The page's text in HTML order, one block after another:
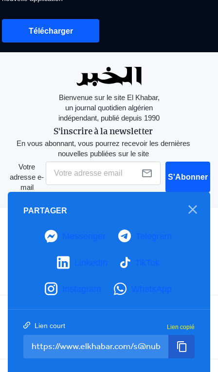
Télécharger
Bienvenue sur le site El Khabar,
un journal quotidien algérien
indépendant, publié depuis 1990
S'inscrire à la newsletter
En vous abonnant, vous pourrez recevoir les dernières
nouvelles publiées sur le site
Votre
adresse e-
mail
S'Abonner
Mention Légale
PARTAGER
Messenger Telegram
LinkedIn TikTok
Instagram WhatsApp
Lien court Lien copié